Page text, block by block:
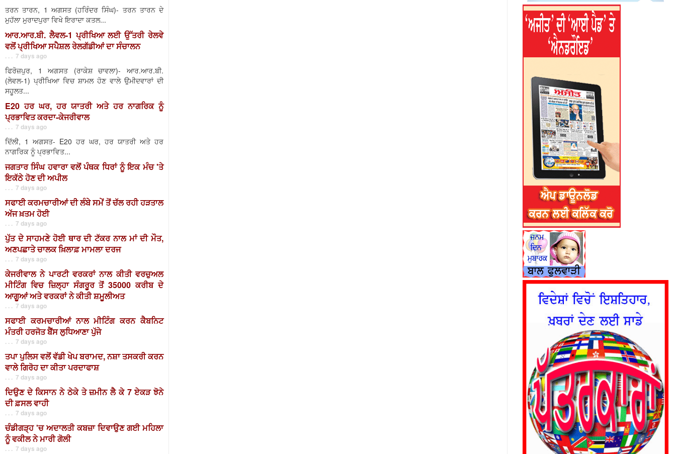
ਤਰਨ ਤਾਰਨ, 1 ਅਗਸਤ (ਹਰਿੰਦਰ ਸਿੰਘ)- ਤਰਨ ਤਾਰਨ ਦੇ
ਮੁਹੱਲਾ ਮੁਰਾਦਪੁਰਾ ਵਿਖੇ ਇਰਾਦਾ ਕਤਲ...
ਆਰ.ਆਰ.ਬੀ. ਲੈਵਲ-1 ਪ੍ਰੀਖਿਆ ਲਈ ਉੱਤਰੀ ਰੇਲਵੇ
ਵਲੋਂ ਪ੍ਰੀਖਿਆ ਸਪੈਸ਼ਲ ਰੇਲਗੱਡੀਆਂ ਦਾ ਸੰਚਾਲਨ
. . . 7 days ago
ਫਿਰੋਜ਼ਪੁਰ, 1 ਅਗਸਤ (ਰਾਕੇਸ਼ ਚਾਵਲਾ)- ਆਰ.ਆਰ.ਬੀ.
(ਲੇਵਲ-1) ਪ੍ਰੀਖਿਆ ਵਿਚ ਸ਼ਾਮਲ ਹੋਣ ਵਾਲੇ ਉਮੀਦਵਾਰਾਂ ਦੀ
ਸਹੂਲਤ...
E20 ਹਰ ਘਰ, ਹਰ ਯਾਤਰੀ ਅਤੇ ਹਰ ਨਾਗਰਿਕ ਨੂੰ
ਪ੍ਰਭਾਵਿਤ ਕਰਦਾ-ਕੇਜਰੀਵਾਲ
. . . 7 days ago
ਦਿੱਲੀ, 1 ਅਗਸਤ- E20 ਹਰ ਘਰ, ਹਰ ਯਾਤਰੀ ਅਤੇ ਹਰ
ਨਾਗਰਿਕ ਨੂੰ ਪ੍ਰਭਾਵਿਤ...
ਜਗਤਾਰ ਸਿੰਘ ਹਵਾਰਾ ਵਲੋਂ ਪੰਥਕ ਧਿਰਾਂ ਨੂੰ ਇਕ ਮੰਚ 'ਤੇ
ਇਕੱਠੇ ਹੋਣ ਦੀ ਅਪੀਲ
. . . 7 days ago
ਸਫਾਈ ਕਰਮਚਾਰੀਆਂ ਦੀ ਲੰਬੇ ਸਮੇਂ ਤੋਂ ਚੱਲ ਰਹੀ ਹੜਤਾਲ
ਅੱਜ ਖ਼ਤਮ ਹੋਈ
. . . 7 days ago
ਪੁੱਤ ਦੇ ਸਾਹਮਣੇ ਹੋਈ ਥਾਰ ਦੀ ਟੱਕਰ ਨਾਲ ਮਾਂ ਦੀ ਮੌਤ,
ਅਣਪਛਾਤੇ ਚਾਲਕ ਖ਼ਿਲਾਫ਼ ਮਾਮਲਾ ਦਰਜ
. . . 7 days ago
ਕੇਜਰੀਵਾਲ ਨੇ ਪਾਰਟੀ ਵਰਕਰਾਂ ਨਾਲ ਕੀਤੀ ਵਰਚੁਅਲ
ਮੀਟਿੰਗ ਵਿਚ ਜ਼ਿਲ੍ਹਾ ਸੰਗਰੂਰ ਤੋਂ 35000 ਕਰੀਬ ਦੇ
ਆਗੂਆਂ ਅਤੇ ਵਰਕਰਾਂ ਨੇ ਕੀਤੀ ਸ਼ਮੂਲੀਅਤ
. . . 7 days ago
ਸਫਾਈ ਕਰਮਚਾਰੀਆਂ ਨਾਲ ਮੀਟਿੰਗ ਕਰਨ ਕੈਬਨਿਟ
ਮੰਤਰੀ ਹਰਜੋਤ ਬੈਂਸ ਲੁਧਿਆਣਾ ਪੁੱਜੇ
. . . 7 days ago
ਤਪਾ ਪੁਲਿਸ ਵਲੋਂ ਵੱਡੀ ਖੇਪ ਬਰਾਮਦ, ਨਸ਼ਾ ਤਸਕਰੀ ਕਰਨ
ਵਾਲੇ ਗਿਰੋਹ ਦਾ ਕੀਤਾ ਪਰਦਾਫਾਸ਼
. . . 7 days ago
ਦਿਉਣ ਦੇ ਕਿਸਾਨ ਨੇ ਠੇਕੇ ਤੇ ਜ਼ਮੀਨ ਲੈ ਕੇ 7 ਏਕੜ ਝੋਨੇ
ਦੀ ਫ਼ਸਲ ਵਾਹੀ
. . . 7 days ago
ਚੰਡੀਗੜ੍ਹ 'ਚ ਅਦਾਲਤੀ ਕਬਜ਼ਾ ਦਿਵਾਉਣ ਗਈ ਮਹਿਲਾ
ਨੂੰ ਵਕੀਲ ਨੇ ਮਾਰੀ ਗੋਲੀ
. . . 7 days ago